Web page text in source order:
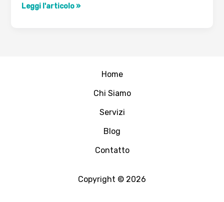
mod_wsgi
Leggi l'articolo »
Home
Chi Siamo
Servizi
Blog
Contatto
Copyright © 2026